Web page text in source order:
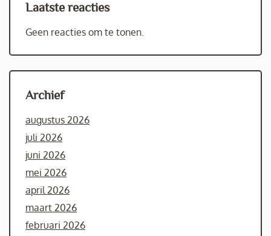
Laatste reacties
Geen reacties om te tonen.
Archief
augustus 2026
juli 2026
juni 2026
mei 2026
april 2026
maart 2026
februari 2026